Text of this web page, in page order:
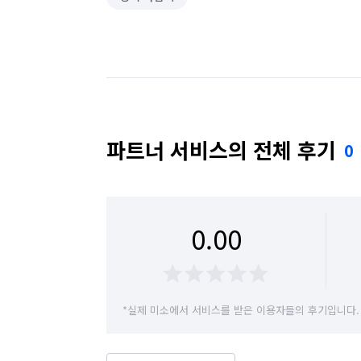
파트너 서비스의 전체 후기 0
0.00
*실제 미소에서 서비스를 받은 이용자들의 후기입니다.